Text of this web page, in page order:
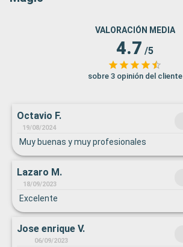
VALORACIÓN MEDIA
4.7 /5
sobre 3 opinión del cliente
Octavio F.
19/08/2024
Muy buenas y muy profesionales
Lazaro M.
18/09/2023
Excelente
Jose enrique V.
06/09/2023